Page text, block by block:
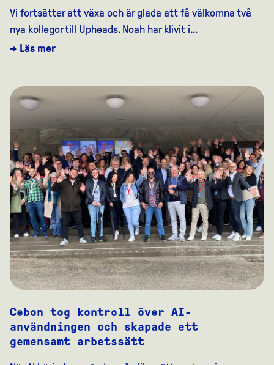
Vi fortsätter att växa och är glada att få välkomna två
nya kollegor till Upheads. Noah har klivit i...
→ Läs mer
Cebon tog kontroll över AI-
användningen och skapade ett
gemensamt arbetssätt